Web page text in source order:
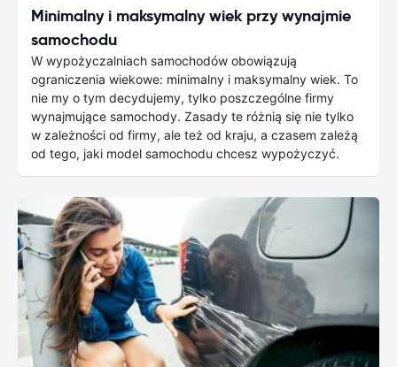
Minimalny i maksymalny wiek przy wynajmie
samochodu
W wypożyczalniach samochodów obowiązują
ograniczenia wiekowe: minimalny i maksymalny wiek. To
nie my o tym decydujemy, tylko poszczególne firmy
wynajmujące samochody. Zasady te różnią się nie tylko
w zależności od firmy, ale też od kraju, a czasem zależą
od tego, jaki model samochodu chcesz wypożyczyć.